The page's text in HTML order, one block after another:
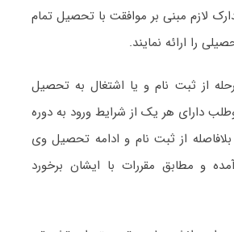
لازم مبنی بر موافقت با تحصیل تمام
را ارائه نمایند.
از ثبت نام و یا اشتغال به تحصیل
دارای هر یک از شرایط ورود به دوره
از ثبت نام و ادامه تحصیل وی
و مطابق مقررات با ایشان برخورد